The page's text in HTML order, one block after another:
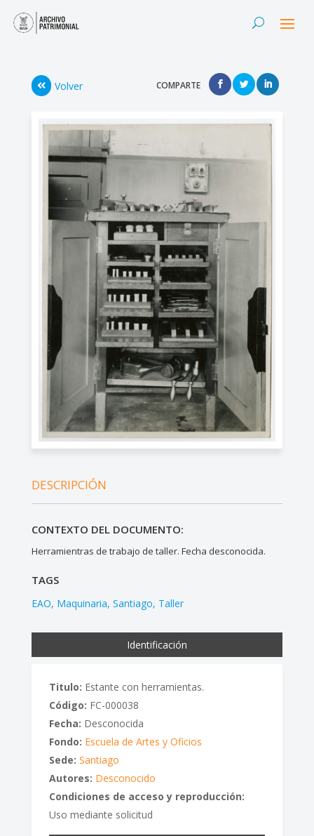
Volver COMPARTE
DESCRIPCIÓN
CONTEXTO DEL DOCUMENTO:
Herramientras de trabajo de taller. Fecha desconocida.
TAGS
EAO Maquinaria Santiago Taller
Identificación
Titulo: Estante con herramientas.
Código: FC-000038
Fecha: Desconocida
Fondo: Escuela de Artes y Oficios
Sede: Santiago
Autores: Desconocido
Condiciones de acceso y reproducción:
Uso mediante solicitud